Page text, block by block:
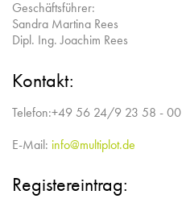
Geschäftsführer:
Sandra Martina Rees
Dipl. Ing. Joachim Rees
Kontakt:
Telefon:+49 56 24/9 23 58 - 00
E-Mail: info@multiplot.de
Registereintrag: